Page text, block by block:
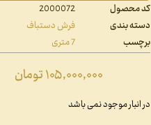
کد محصول
2000072
دسته بندی
فرش دستباف
برچسب
7 متری
۱۰۵,۰۰۰,۰۰۰تومان
در انبار موجود نمی باشد